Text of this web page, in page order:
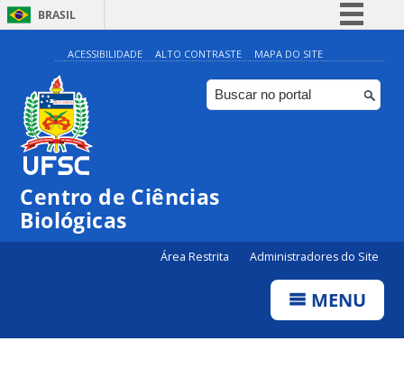
BRASIL
Simplifique!
Comunica BR
Participe
ACESSIBILIDADE ALTO CONTRASTE MAPA DO SITE
Centro de Ciências
Biológicas
Área Restrita Administradores do Site
MENU